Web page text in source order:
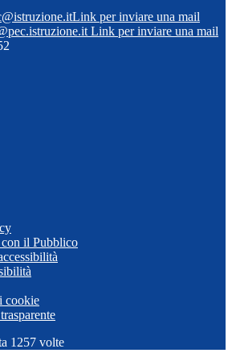
Link per inviare una mail
Link per inviare una mail
il Pubblico
cookie
1257 volte